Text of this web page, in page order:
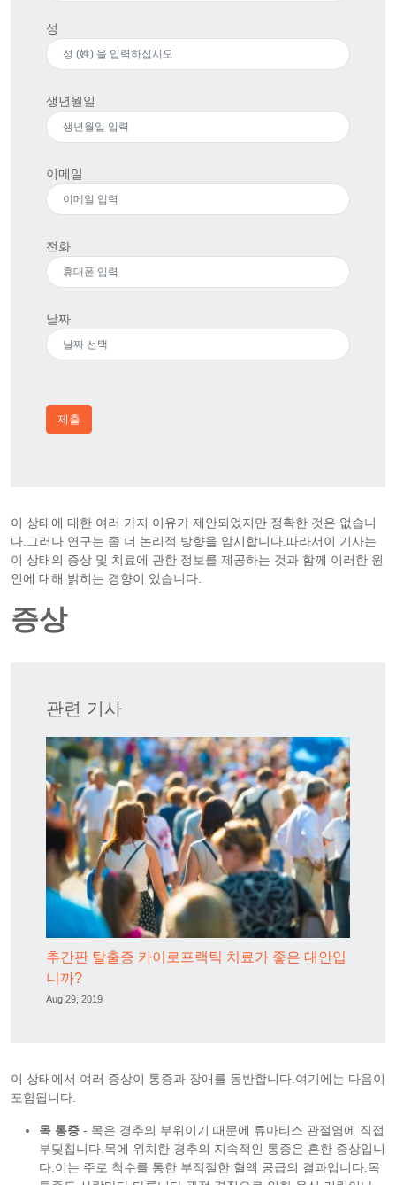
성
생년월일
이메일
전화
날짜
제출
이 상태에 대한 여러 가지 이유가 제안되었지만 정확한 것은 없습니
다.그러나 연구는 좀 더 논리적 방향을 암시합니다.따라서이 기사는
이 상태의 증상 및 치료에 관한 정보를 제공하는 것과 함께 이러한 원
인에 대해 밝히는 경향이 있습니다.
증상
관련 기사
추간판 탈출증 카이로프랙틱 치료가 좋은 대안입
니까?
Aug 29, 2019
이 상태에서 여러 증상이 통증과 장애를 동반합니다.여기에는 다음이
포함됩니다.
목 통증 - 목은 경추의 부위이기 때문에 류마티스 관절염에 직접
부딪칩니다.목에 위치한 경추의 지속적인 통증은 흔한 증상입니
다.이는 주로 척수를 통한 부적절한 혈액 공급의 결과입니다.목